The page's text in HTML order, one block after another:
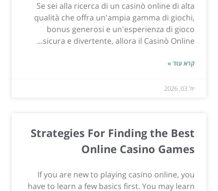
Se sei alla ricerca di un casinò online di alta
qualità che offra un'ampia gamma di giochi,
bonus generosi e un'esperienza di gioco
sicura e divertente, allora il Casinò Online...
קרא עוד »
יול 03, 2026
Strategies For Finding the Best
Online Casino Games
If you are new to playing casino online, you
have to learn a few basics first. You may learn